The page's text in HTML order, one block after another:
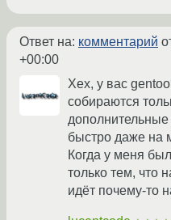
Ответ на: комментарий
+00:00
Хех, у вас
собираются
быстро даже на
Когда у меня
только тем, что
идёт почему-то